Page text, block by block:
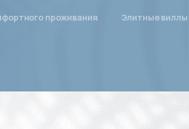
проживания Элитные виллы